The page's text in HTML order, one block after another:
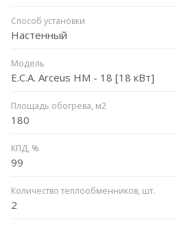
Способ установки
Настенный
Модель
E.C.A. Arceus HM - 18 [18 кВт]
Площадь обогрева, м2
180
КПД, %
99
Количество теплообменников, шт.
2